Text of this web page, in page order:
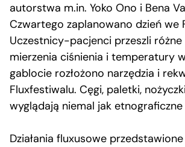
autorstwa m.in. Yoko Ono i Bena
Czwartego zaplanowano dzień we
Uczestnicy-pacjenci przeszli różne
mierzenia ciśnienia i temperatury
gablocie rozłożono narzędzia i
Fluxfestiwalu. Cęgi, paletki,
wyglądają niemal jak
Działania fluxusowe